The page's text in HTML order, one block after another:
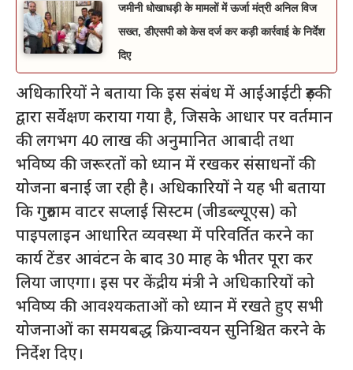
जमीनी धोखाधड़ी के मामलों में ऊर्जा मंत्री अनिल विज
सख्त, डीएसपी को केस दर्ज कर कड़ी कार्रवाई के निर्देश
दिए
अधिकारियों ने बताया कि इस संबंध में आईआईटी रुड़की
द्वारा सर्वेक्षण कराया गया है, जिसके आधार पर वर्तमान
की लगभग 40 लाख की अनुमानित आबादी तथा
भविष्य की जरूरतों को ध्यान में रखकर संसाधनों की
योजना बनाई जा रही है। अधिकारियों ने यह भी बताया
कि गुरुग्राम वाटर सप्लाई सिस्टम (जीडब्ल्यूएस) को
पाइपलाइन आधारित व्यवस्था में परिवर्तित करने का
कार्य टेंडर आवंटन के बाद 30 माह के भीतर पूरा कर
लिया जाएगा। इस पर केंद्रीय मंत्री ने अधिकारियों को
भविष्य की आवश्यकताओं को ध्यान में रखते हुए सभी
योजनाओं का समयबद्ध क्रियान्वयन सुनिश्चित करने के
निर्देश दिए।